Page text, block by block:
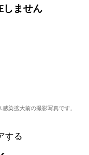
しません
染拡大前の撮影写真です。
する